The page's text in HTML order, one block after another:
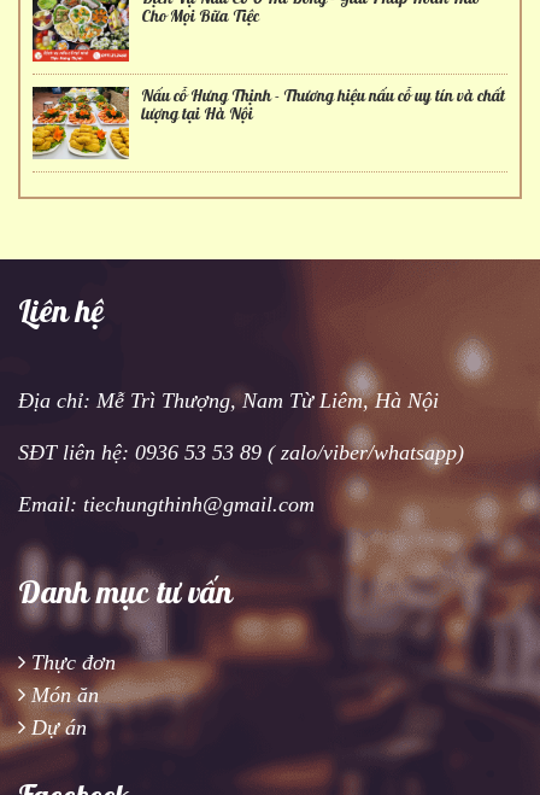
Cho Mọi Bữa Tiệc
Nấu cỗ Hưng Thịnh - Thương hiệu nấu cỗ uy tín và chất
lượng tại Hà Nội
Liên hệ
Địa chỉ: Mễ Trì Thượng, Nam Từ Liêm, Hà Nội
SĐT liên hệ: 0936 53 53 89 ( zalo/viber/whatsapp)
Email: tiechungthinh@gmail.com
Danh mục tư vấn
Thực đơn
Món ăn
Dự án